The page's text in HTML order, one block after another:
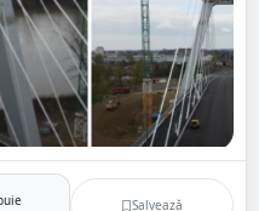
Salvează